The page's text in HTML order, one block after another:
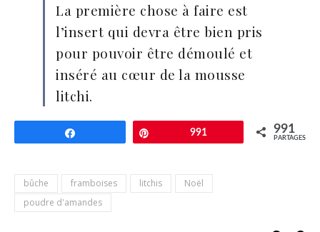
La première chose à faire est
l’insert qui devra être bien pris
pour pouvoir être démoulé et
inséré au cœur de la mousse
litchi.
Épingle991 991
PARTAGES
bûche framboises litchis
Noël
poudre d'amandes